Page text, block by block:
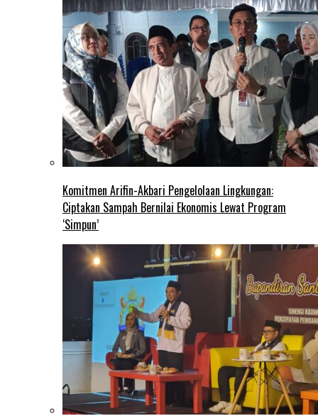
Komitmen Arifin-Akbari Pengelolaan Lingkungan:
Ciptakan Sampah Bernilai Ekonomis Lewat Program
‘Simpun’